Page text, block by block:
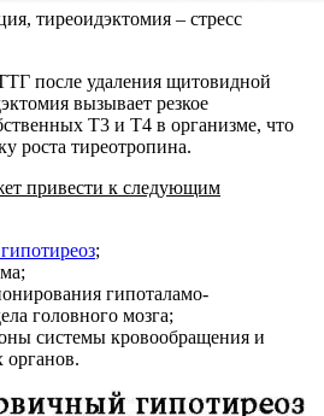
тиреоидэктомия – стресс
после удаления щитовидной
вызывает резкое
Т3 и Т4 в организме, что
роста тиреотропина.
привести к следующим
;
гипоталамо-
головного мозга;
системы кровообращения и
органов.